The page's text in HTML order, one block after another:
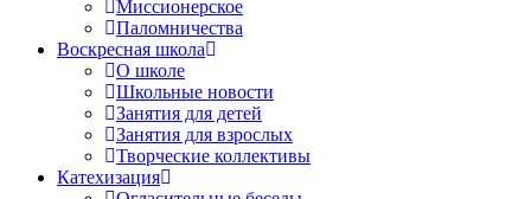
Миссионерское
Паломничества
Воскресная школа
О школе
Школьные новости
Занятия для детей
Занятия для взрослых
Творческие коллективы
Катехизация